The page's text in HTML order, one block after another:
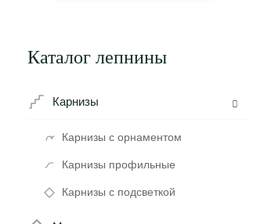
Каталог лепнины
Карнизы
Карнизы с орнаментом
Карнизы профильные
Карнизы с подсветкой